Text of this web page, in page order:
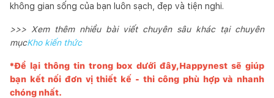
không gian sống của bạn luôn sạch, đẹp và tiện nghi.
>>> Xem thêm nhiều bài viết chuyên sâu khác tại chuyên
mụcKho kiến thức
*Để lại thông tin trong box dưới đây,Happynest sẽ giúp
bạn kết nối đơn vị thiết kế - thi công phù hợp và nhanh
chóng nhất.